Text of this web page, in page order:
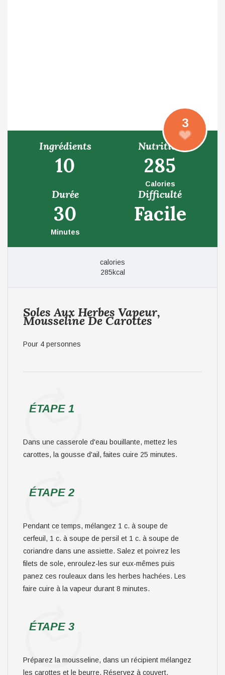
3
Ingrédients
10
Nutrition
285
Calories
Durée
30
Minutes
Difficulté
Facile
calories
285kcal
Soles Aux Herbes Vapeur,
Mousseline De Carottes
Pour 4 personnes
ÉTAPE 1
Dans une casserole d'eau bouillante, mettez les
carottes, la gousse d'ail, faites cuire 25 minutes.
ÉTAPE 2
Pendant ce temps, mélangez 1 c. à soupe de
cerfeuil, 1 c. à soupe de persil et 1 c. à soupe de
coriandre dans une assiette. Salez et poivrez les
filets de sole, enroulez-les sur eux-mêmes puis
panez ces rouleaux dans les herbes hachées. Les
faire cuire à la vapeur durant 8 minutes.
ÉTAPE 3
Préparez la mousseline, dans un récipient mélangez
les carottes et le beurre. Réservez à couvert.